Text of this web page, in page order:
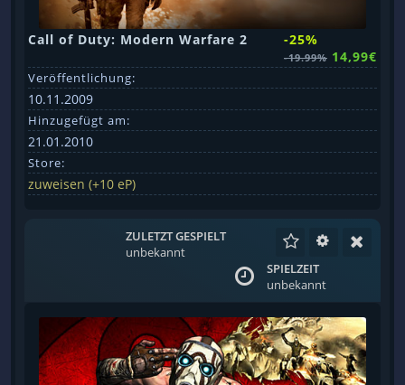
Call of Duty: Modern Warfare 2 -25%
-19.99% 14,99€
Veröffentlichung:
10.11.2009
Hinzugefügt am:
21.01.2010
Store:
zuweisen (+10 eP)
ZULETZT GESPIELT
unbekannt
SPIELZEIT
unbekannt